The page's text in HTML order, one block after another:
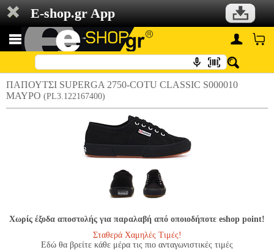
E-shop.gr App
ΠΑΠΟΥΤΣΙ SUPERGA 2750-COTU CLASSIC S000010
ΜΑΥΡΟ (PL3.122167400)
Χωρίς έξοδα αποστολής για παραλαβή από οποιοδήποτε eshop point!
Σταθερά Χαμηλές Τιμές!
Εδώ θα βρείτε κάθε μέρα τις πιο ανταγωνιστικές τιμές